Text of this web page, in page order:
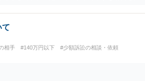
りません。もちろん弁護士（２０万円の請
先などの情報）から、相手の住所等の情報を
て
相手 #140万円以下 #少額訴訟の相談・依頼